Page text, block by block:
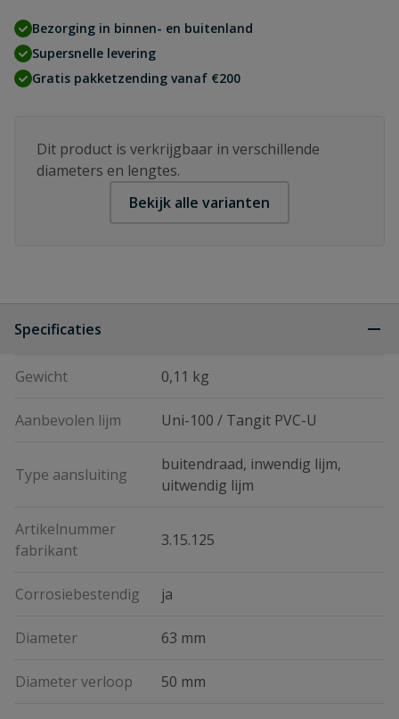
Bezorging in binnen- en buitenland
Supersnelle levering
Gratis pakketzending vanaf €200
Dit product is verkrijgbaar in verschillende
diameters en lengtes.
Bekijk alle varianten
Specificaties
Gewicht 0,11 kg
Aanbevolen lijm Uni-100 / Tangit PVC-U
Type aansluiting
buitendraad, inwendig lijm,
uitwendig lijm
Artikelnummer
fabrikant
3.15.125
Corrosiebestendig ja
Diameter 63 mm
Diameter verloop 50 mm